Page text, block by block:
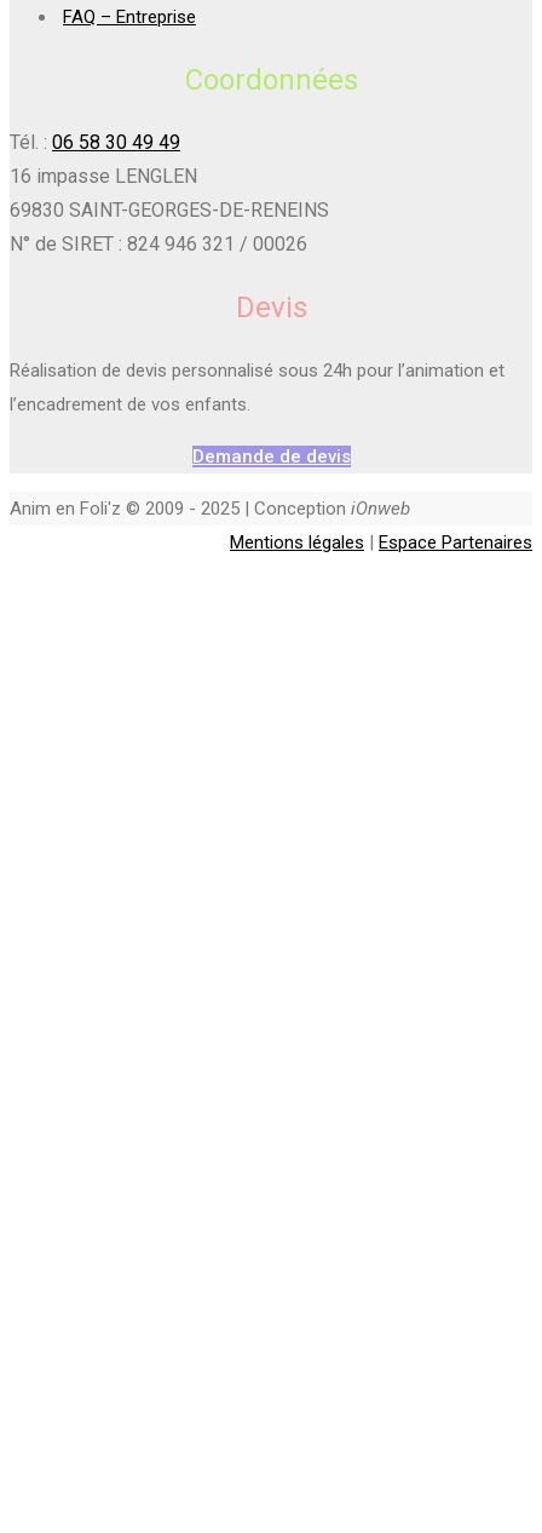
FAQ – Entreprise
Coordonnées
Tél. : 06 58 30 49 49
16 impasse LENGLEN
69830 SAINT-GEORGES-DE-RENEINS
N° de SIRET : 824 946 321 / 00026
Devis
Réalisation de devis personnalisé sous 24h pour l’animation et
l’encadrement de vos enfants.
Demande de devis
Anim en Foli'z © 2009 - 2025 | Conception iOnweb
Mentions légales | Espace Partenaires